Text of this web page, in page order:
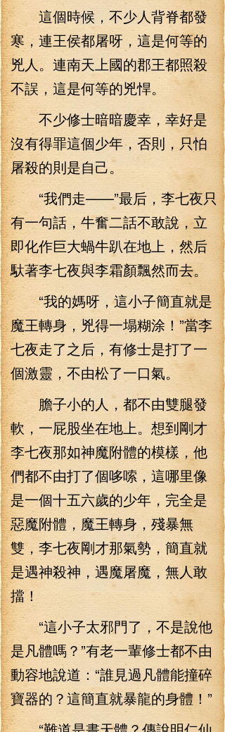
這個時候，不少人背脊都發
寒，連王侯都屠呀，這是何等的
兇人。連南天上國的郡王都照殺
不誤，這是何等的兇悍。
不少修士暗暗慶幸，幸好是
沒有得罪這個少年，否則，只怕
屠殺的則是自己。
“我們走——”最后，李七夜只
有一句話，牛奮二話不敢說，立
即化作巨大蝸牛趴在地上，然后
馱著李七夜與李霜顏飄然而去。
“我的媽呀，這小子簡直就是
魔王轉身，兇得一塌糊涂！”當李
七夜走了之后，有修士是打了一
個激靈，不由松了一口氣。
膽子小的人，都不由雙腿發
軟，一屁股坐在地上。想到剛才
李七夜那如神魔附體的模樣，他
們都不由打了個哆嗦，這哪里像
是一個十五六歲的少年，完全是
惡魔附體，魔王轉身，殘暴無
雙，李七夜剛才那氣勢，簡直就
是遇神殺神，遇魔屠魔，無人敢
擋！
“這小子太邪門了，不是說他
是凡體嗎？”有老一輩修士都不由
動容地說道：“誰見過凡體能撞碎
寶器的？這簡直就暴龍的身體！”